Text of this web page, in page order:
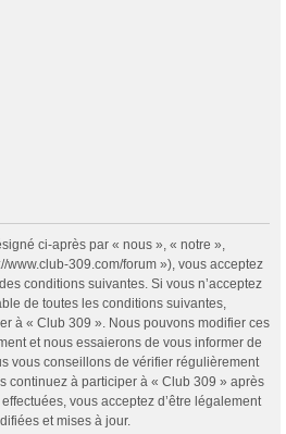
ci-après par « nous », « notre »,
www.club-309.com/forum »), vous acceptez
conditions suivantes. Si vous n’acceptez
de toutes les conditions suivantes,
à « Club 309 ». Nous pouvons modifier ces
et nous essaierons de vous informer de
vous conseillons de vérifier régulièrement
continuez à participer à « Club 309 » après
vous acceptez d’être légalement
et mises à jour.